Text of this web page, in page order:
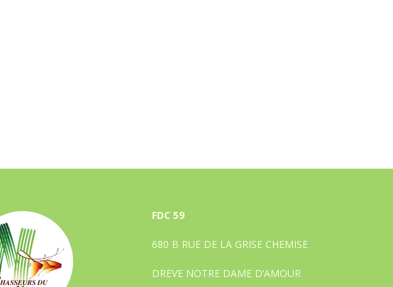
FDC 59
680 B RUE DE LA GRISE CHEMISE
DREVE NOTRE DAME D’AMOUR